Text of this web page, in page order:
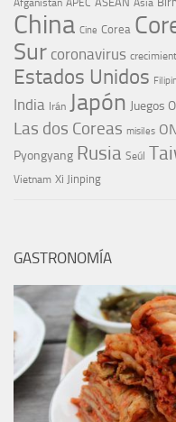
Afganistán APEC Asia
China Cine Corea
Sur coronavirus
Estados Unidos
India Irán Japón Juegos
Las dos Coreas misiles
Pyongyang Rusia Seúl
Vietnam Xi Jinping
GASTRONOMÍA